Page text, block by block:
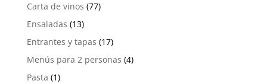
Carta de vinos (77)
Ensaladas (13)
Entrantes y tapas (17)
Menús para 2 personas (4)
Pasta (1)